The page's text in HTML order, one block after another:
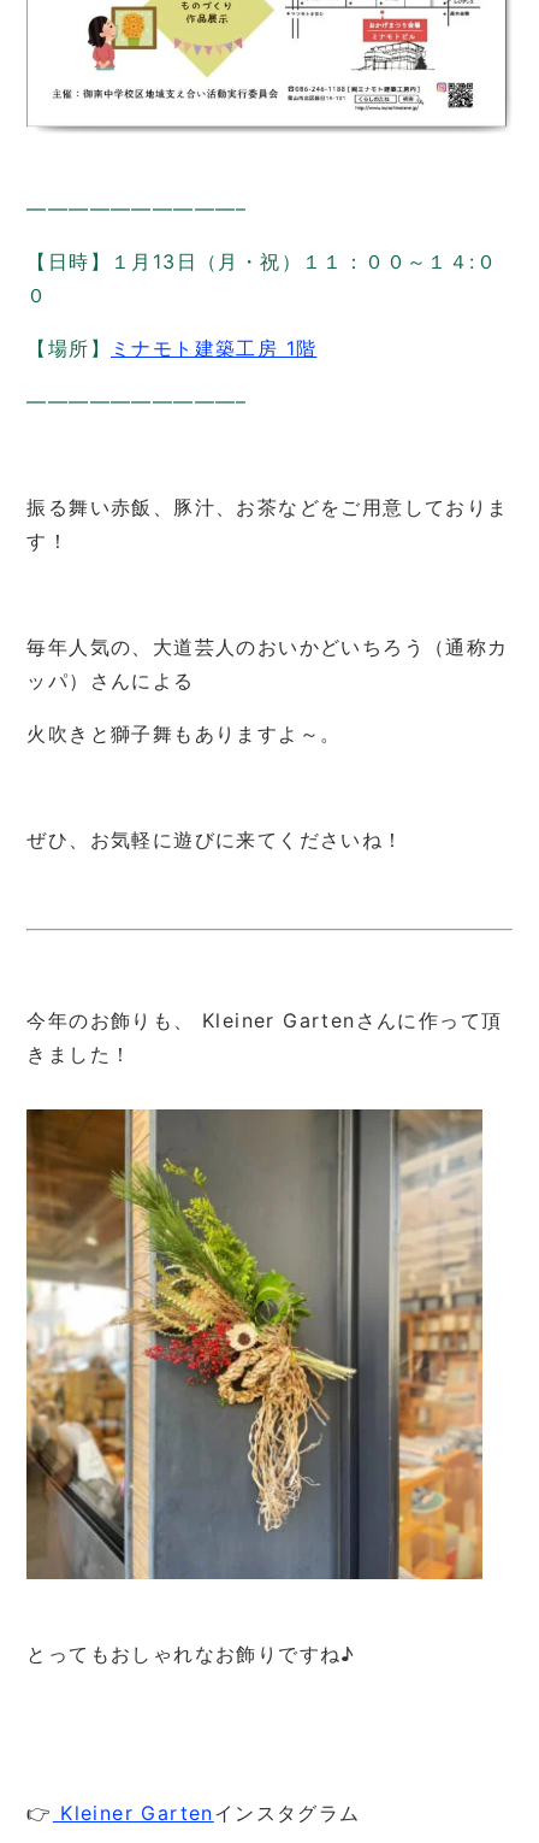
——————————–
【日時】１月13日（月・祝）１１：００～１４:０
０
【場所】 ミナモト建築工房 1階
——————————–
振る舞い赤飯、豚汁、お茶などをご用意しておりま
す！
毎年人気の、大道芸人のおいかどいちろう（通称カ
ッパ）さんによる
火吹きと獅子舞もありますよ～。
ぜひ、お気軽に遊びに来てくださいね！
今年のお飾りも、 Kleiner Gartenさんに作って頂
きました！
とってもおしゃれなお飾りですね♪
👉 Kleiner Gartenインスタグラム